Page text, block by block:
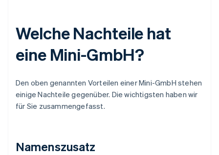
Welche Nachteile hat
eine Mini-GmbH?
Den oben genannten Vorteilen einer Mini-GmbH stehen
einige Nachteile gegenüber. Die wichtigsten haben wir
für Sie zusammengefasst.
Namenszusatz